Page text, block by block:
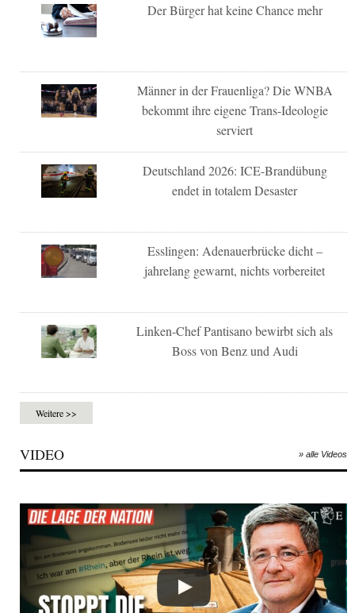
Der Bürger hat keine Chance mehr
Männer in der Frauenliga? Die WNBA
bekommt ihre eigene Trans-Ideologie
serviert
Deutschland 2026: ICE-Brandübung
endet in totalem Desaster
Esslingen: Adenauerbrücke dicht –
jahrelang gewarnt, nichts vorbereitet
Linken-Chef Pantisano bewirbt sich als
Boss von Benz und Audi
Weitere >>
VIDEO » alle Videos